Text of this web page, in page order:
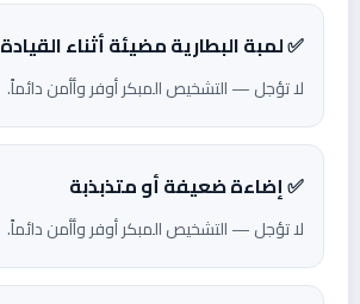
✅ لمبة البطارية مضيئة أثناء القيادة
لا تؤجل — التشخيص المبكر أوفر وأأمن دائماً.
✅ إضاءة ضعيفة أو متذبذبة
لا تؤجل — التشخيص المبكر أوفر وأأمن دائماً.